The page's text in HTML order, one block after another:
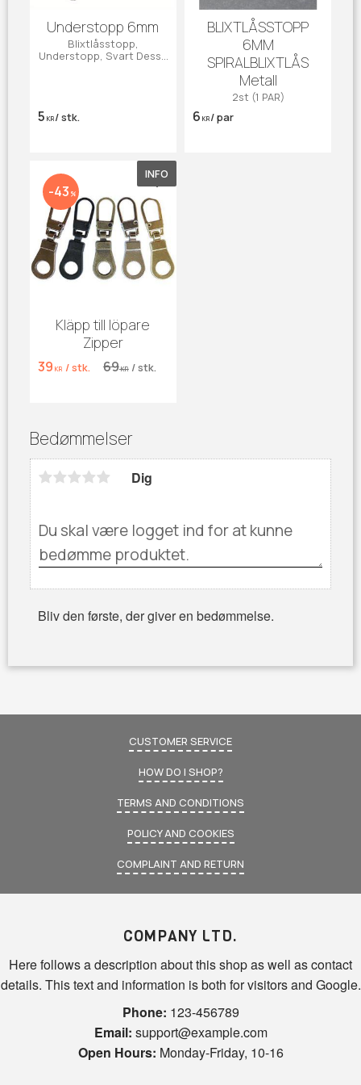
Bedømmelser
Dig
Bliv den første, der giver en bedømmelse.
Understopp 6mm
Blixtlåsstopp,
Understopp, Svart Dessa
5 KR/stk.
BLIXTLÅSSTOPP
6MM
SPIRALBLIXTLÅS
Metall
2st (1 PAR)
6 KR/par
Kläpp till löpare
Zipper
39 KR /stk. 69KR /stk.
43 % Gem som favorit
INFO
CUSTOMER SERVICE
HOW DO I SHOP?
TERMS AND CONDITIONS
POLICY AND COOKIES
COMPLAINT AND RETURN
COMPANY LTD.
Here follows a description about this shop as well as contact
details. This text and information is both for visitors and Google.
Phone: 123-456789
Email: support@example.com
Open Hours: Monday-Friday, 10-16